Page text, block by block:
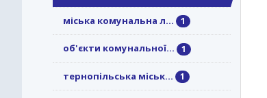
міська комунальна л... 1
об'єкти комунальної... 1
тернопільська міськ... 1